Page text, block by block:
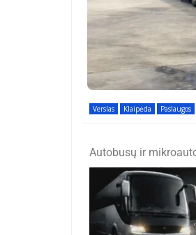
Verslas Klaipėda Paslaugos
Autobusų ir